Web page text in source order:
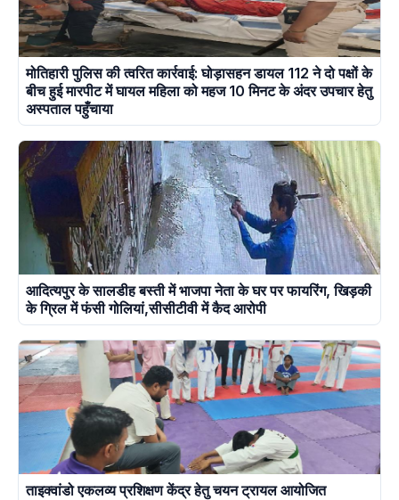
मोतिहारी पुलिस की त्वरित कार्रवाई: घोड़ासहन डायल 112 ने दो पक्षों के
बीच हुई मारपीट में घायल महिला को महज 10 मिनट के अंदर उपचार हेतु
अस्पताल पहुँचाया
आदित्यपुर के सालडीह बस्ती में भाजपा नेता के घर पर फायरिंग, खिड़की
के ग्रिल में फंसी गोलियां,सीसीटीवी में कैद आरोपी
ताइक्वांडो एकलव्य प्रशिक्षण केंद्र हेतु चयन ट्रायल आयोजित